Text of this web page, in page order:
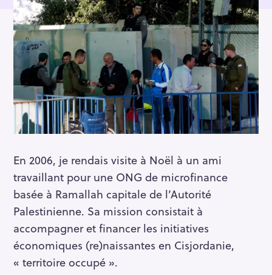
En 2006, je rendais visite à Noël à un ami
travaillant pour une ONG de microfinance
basée à Ramallah capitale de l’Autorité
Palestinienne. Sa mission consistait à
accompagner et financer les initiatives
économiques (re)naissantes en Cisjordanie,
« territoire occupé ».